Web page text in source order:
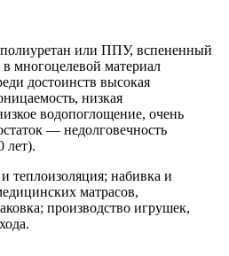
или ППУ, вспененный
многоцелевой материал
достоинств высокая
низкая
водопоглощение, очень
― недолговечность
лет).
теплоизоляция; набивка и
матрасов,
производство игрушек,